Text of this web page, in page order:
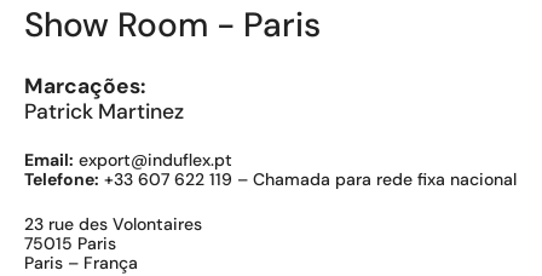
Show Room - Paris
Marcações:
Patrick Martinez
Email: export@induflex.pt
Telefone: +33 607 622 119 – Chamada para rede fixa nacional
23 rue des Volontaires
75015 Paris
Paris – França